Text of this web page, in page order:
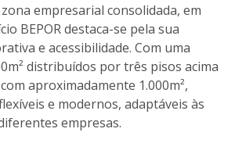
empresarial consolidada, em
BEPOR destaca-se pela sua
e acessibilidade. Com uma
distribuídos por três pisos acima
aproximadamente 1.000m²,
e modernos, adaptáveis às
empresas.